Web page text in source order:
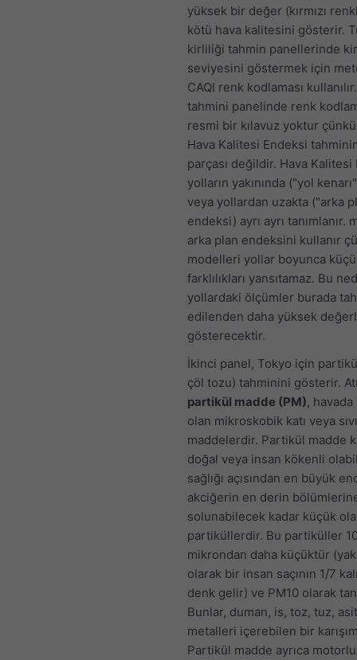
yüksek bir değer (kırmızı
kötü hava kalitesini gösterir.
kirliliği tahmin panellerinde
seviyesini göstermek için
CAQI renk kodlaması
tahmini panelinde renk
resmi bir kılavuz yoktur
Hava Kalitesi Endeksi
parçası değildir. Hava Kalitesi
yolların yakınında ("yol
veya yollardan uzakta ("arka
endeksi) ayrı ayrı tanımlanır.
arka plan endeksini kullanır
modelleri yollar boyunca
farklılıkları yansıtamaz. Bu
yollardaki ölçümler burada
edilenden daha yüksek
gösterecektir.
İkinci panel, Tokyo için
çöl tozu) tahminini gösterir.
partikül madde (PM),
olan mikroskobik katı veya sıvı
maddelerdir. Partikül madde
doğal veya insan kökenli
sağlığı açısından en büyük
akciğerin en derin
solunabilecek kadar küçük
partiküllerdir. Bu partiküller
mikrondan daha küçüktür
olarak bir insan saçının 1/7
denk gelir) ve PM10 olarak
Bunlar, duman, is, toz, tuz,
metalleri içerebilen bir
Partikül madde ayrıca